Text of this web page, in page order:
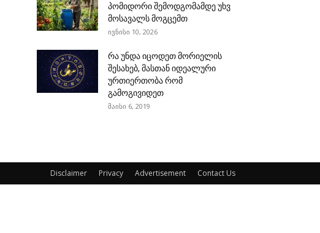
პომიდორი შემოდგომამდე უხვ
მოსავალს მოგცემთ
ივნისი 10, 2026
რა უნდა იცოდეთ მორიელის
შესახებ, მასთან იდეალური
ურთიერთობა რომ
გამოგივიდეთ
მაისი 6, 2019
Disclaimer Privacy Advertisement Contact Us